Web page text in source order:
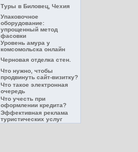
Туры в Биловец, Чехия
Упаковочное
оборудование:
упрощенный метод
фасовки
Уровень амура у
комсомольска онлайн
Черновая отделка стен.
Что нужно, чтобы
продвинуть сайт-визитку?
Что такое электронная
очередь
Что учесть при
оформлении кредита?
Эффективная реклама
туристических услуг